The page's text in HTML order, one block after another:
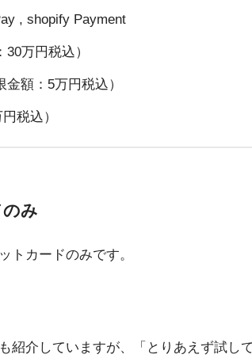
, shopify Payment
万円税込）
額：5万円税込）
税込）
み
トカードのみです。
紹介していますが、「とりあえず試し